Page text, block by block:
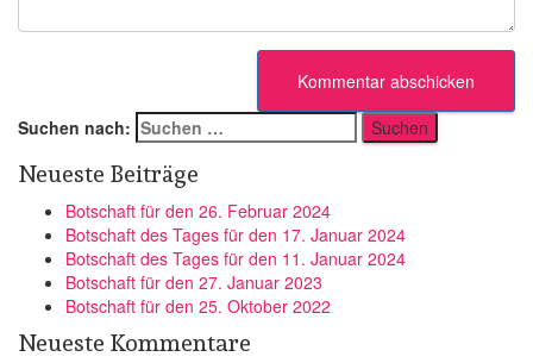
Suchen nach:
Neueste Beiträge
Botschaft für den 26. Februar 2024
Botschaft des Tages für den 17. Januar 2024
Botschaft des Tages für den 11. Januar 2024
Botschaft für den 27. Januar 2023
Botschaft für den 25. Oktober 2022
Neueste Kommentare